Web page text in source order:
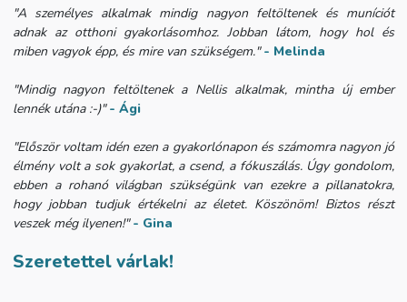
"A személyes alkalmak mindig nagyon feltöltenek és muníciót
adnak az otthoni gyakorlásomhoz. Jobban látom, hogy hol és
miben vagyok épp, és mire van szükségem." - Melinda
"Mindig nagyon feltöltenek a Nellis alkalmak, mintha új ember
lennék utána :-)" - Ági
"Először voltam idén ezen a gyakorlónapon és számomra nagyon jó
élmény volt a sok gyakorlat, a csend, a fókuszálás. Úgy gondolom,
ebben a rohanó világban szükségünk van ezekre a pillanatokra,
hogy jobban tudjuk értékelni az életet. Köszönöm! Biztos részt
veszek még ilyenen!" - Gina
Szeretettel várlak!